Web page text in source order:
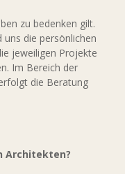
zu bedenken gilt.
die persönlichen
jeweiligen Projekte
Im Bereich der
die Beratung
Architekten?